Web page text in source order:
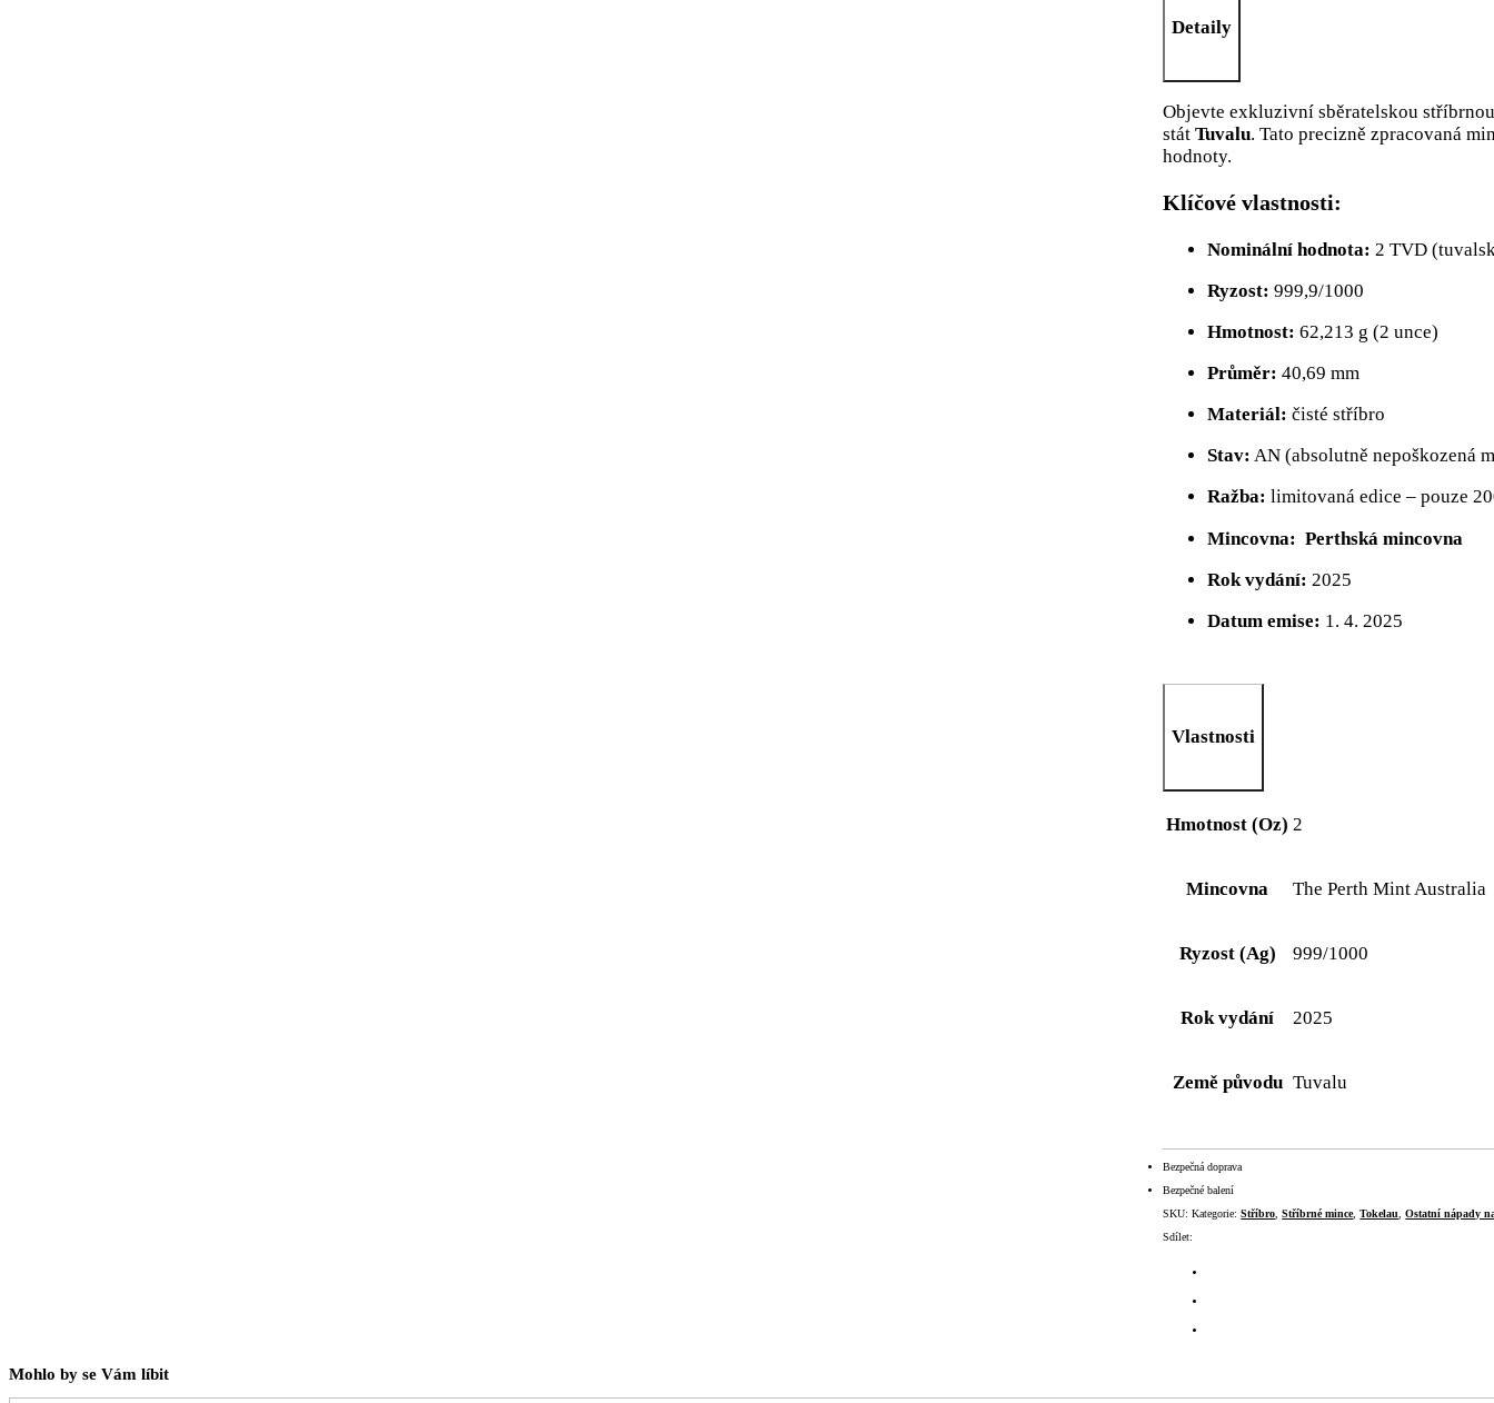
Detaily
Objevte exkluzivní sběratelskou
státTuvalu. Tato precizně zpracovaná
hodnoty.
Klíčové vlastnosti:
Nominální hodnota: 2 TVD
Ryzost: 999,9/1000
Hmotnost: 62,213 g (2 unce)
Průměr: 40,69 mm
Materiál: čisté stříbro
Stav: AN (absolutně nepoškozená
Ražba: limitovaná edice – pouze
Mincovna: Perthská mincovna
Rok vydání: 2025
Datum emise: 1. 4. 2025
Vlastnosti
Hmotnost (Oz) 2
Mincovna The Perth Mint Australia
Ryzost (Ag) 999/1000
Rok vydání 2025
Země původu Tuvalu
Bezpečná doprava
Bezpečné balení
SKU:Kategorie:Stříbro ,Stříbrné mince,Tokelau ,Ostatní nápady
Sdílet:
Mohlo by se Vám líbit